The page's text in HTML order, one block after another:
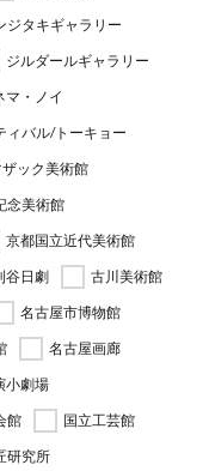
ジタキギャラリー
ジルダールギャラリー
マ・ノイ
ィバル/トーキョー
ック美術館
念美術館
京都国立近代美術館
谷日劇
古川美術館
名古屋市博物館
名古屋画廊
小劇場
館
国立工芸館
研究所